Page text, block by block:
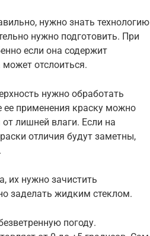
нужно знать технологию
нужно подготовить. При
если она содержит
отслоиться.
нужно обработать
применения краску можно
лишней влаги. Если на
отличия будут заметны,
их нужно зачистить
заделать жидким стеклом.
погоду.